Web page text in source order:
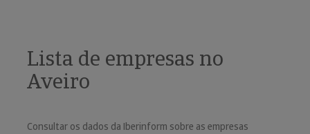
Lista de empresas no
Aveiro
Consultar os dados da Iberinform sobre as empresas